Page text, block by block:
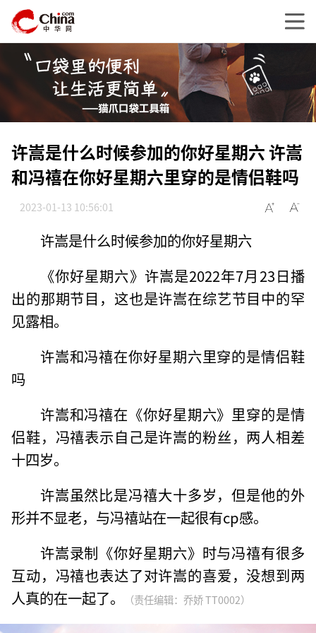
许嵩是什么时候参加的你好星期六 许嵩
和冯禧在你好星期六里穿的是情侣鞋吗
2023-01-13 10:56:01
许嵩是什么时候参加的你好星期六
《你好星期六》许嵩是2022年7月23日播
出的那期节目，这也是许嵩在综艺节目中的罕
见露相。
许嵩和冯禧在你好星期六里穿的是情侣鞋
吗
许嵩和冯禧在《你好星期六》里穿的是情
侣鞋，冯禧表示自己是许嵩的粉丝，两人相差
十四岁。
许嵩虽然比是冯禧大十多岁，但是他的外
形并不显老，与冯禧站在一起很有cp感。
许嵩录制《你好星期六》时与冯禧有很多
互动，冯禧也表达了对许嵩的喜爱，没想到两
人真的在一起了。
（责任编辑：乔娇 TT0002）